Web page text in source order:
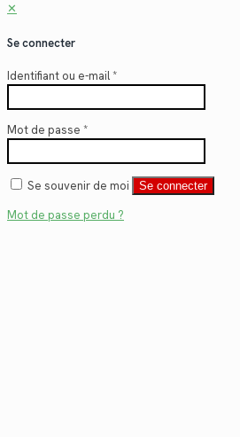
✕
Se connecter
Identifiant ou e-mail*
Mot de passe *
Se souvenir de moi Se connecter
Mot de passe perdu ?